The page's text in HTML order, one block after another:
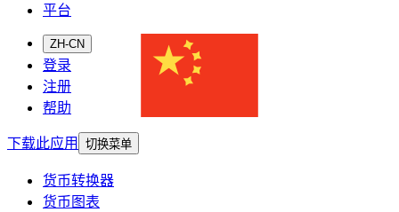
平台
ZH-CN
登录
注册
帮助
下载此应用
切换菜单
货币转换器
货币图表